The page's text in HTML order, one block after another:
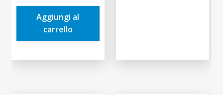
era:
4,90€.
è:
Aggiungi al
carrello